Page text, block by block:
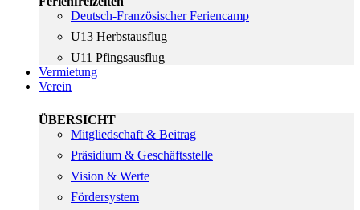
Deutsch-Französischer Feriencamp
U13 Herbstausflug
U11 Pfingsausflug
Vermietung
Verein
ÜBERSICHT
Mitgliedschaft & Beitrag
Präsidium & Geschäftsstelle
Vision & Werte
Fördersystem